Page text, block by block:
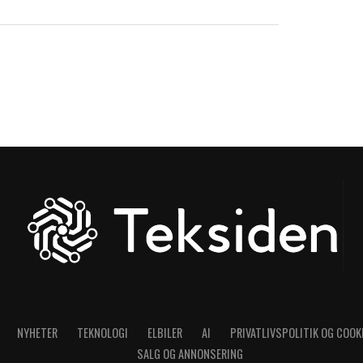
NYHETER TEKNOLOGI ELBILER AI PRIVATLIVSPOLITIK OG
SALG OG ANNONSERING